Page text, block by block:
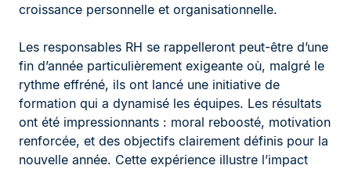
croissance personnelle et organisationnelle.
Les responsables RH se rappelleront peut-être d’une
fin d’année particulièrement exigeante où, malgré le
rythme effréné, ils ont lancé une initiative de
formation qui a dynamisé les équipes. Les résultats
ont été impressionnants : moral reboosté, motivation
renforcée, et des objectifs clairement définis pour la
nouvelle année. Cette expérience illustre l’impact